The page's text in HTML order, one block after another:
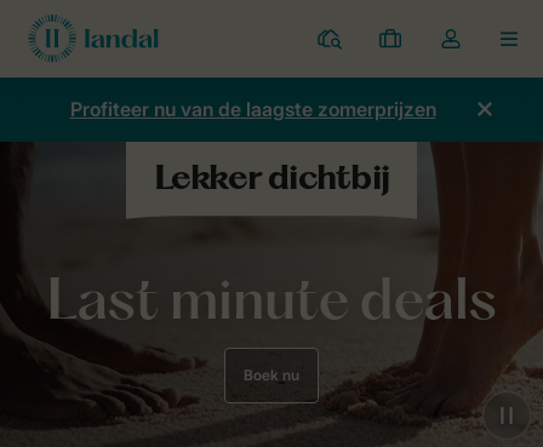
Parken
Mijn
boekingen
Open
de
dropdown
Profiteer nu van de laagste zomerprijzen
Last minute deals
Boek nu